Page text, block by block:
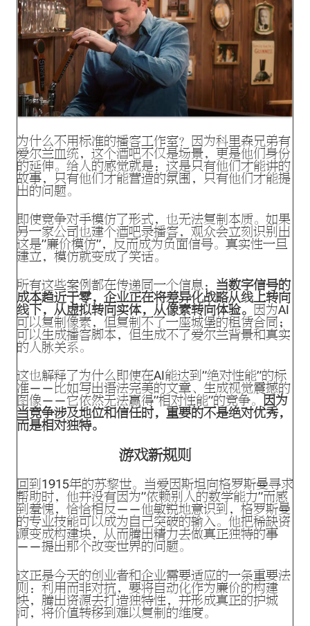
为什么不用标准的播客工作室？因为科里森兄弟有
爱尔兰血统，这个酒吧不仅是场景，更是他们身份
的延伸。给人的感觉就是：这是只有他们才能讲的
故事，只有他们才能营造的氛围，只有他们才能提
出的问题。
即使竞争对手模仿了形式，也无法复制本质。如果
另一家公司也建个酒吧录播客，观众会立刻识别出
这是”廉价模仿”，反而成为负面信号。真实性一旦
建立，模仿就变成了笑话。
所有这些案例都在传递同一个信息： 当数字信号的
成本趋近于零，企业正在将差异化战略从线上转向
线下，从虚拟转向实体，从像素转向体验。 因为AI
可以复制像素，但复制不了一座城堡的租赁合同；
可以生成播客脚本，但生成不了爱尔兰背景和真实
的人脉关系。
这也解释了为什么即使在AI能达到”绝对性能”的标
准——比如写出语法完美的文章、生成视觉震撼的
图像——它依然无法赢得”相对性能”的竞争。
因为
当竞争涉及地位和信任时，重要的不是绝对优秀，
而是相对独特。
游戏新规则
回到1915年的苏黎世。当爱因斯坦向格罗斯曼寻求
帮助时，他并没有因为”依赖别人的数学能力”而感
到羞愧，恰恰相反——他敏锐地意识到，格罗斯曼
的专业技能可以成为自己突破的输入。他把稀缺资
源变成构建块，从而腾出精力去做真正独特的事
——提出那个改变世界的问题。
这正是今天的创业者和企业需要适应的一条重要法
则：利用而非对抗，要将自动化作为廉价的构建
块，腾出资源去打造独特性，并形成真正的护城
河，将价值转移到难以复制的维度。